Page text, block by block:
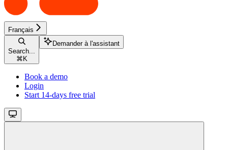
Français
Search...
⌘ K
Demander à l'assistant
Book a demo
Login
Start 14-days free trial